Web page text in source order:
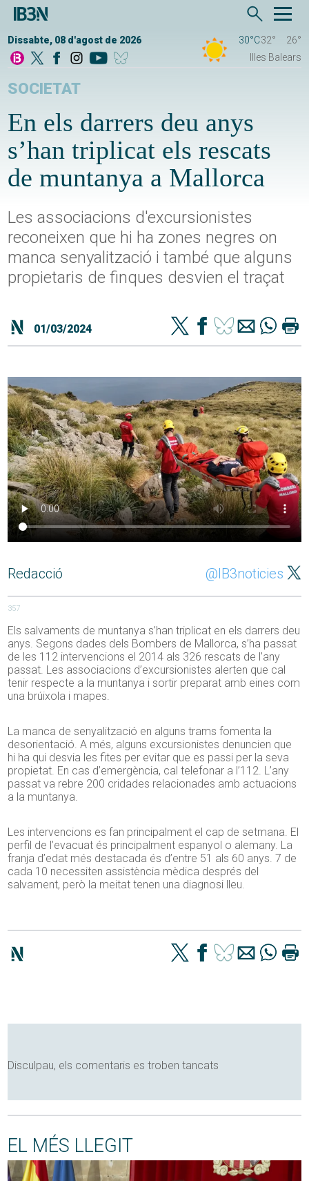
Dissabte, 08 d'agost de 2026 30°C32°
26°
Illes Balears
SOCIETAT
En els darrers deu anys
s’han triplicat els rescats
de muntanya a Mallorca
Les associacions d'excursionistes
reconeixen que hi ha zones negres on
manca senyalització i també que alguns
propietaris de finques desvien el traçat
01/03/2024
Redacció @IB3noticies
357
Els salvaments de muntanya s’han triplicat en els darrers deu
anys. Segons dades dels Bombers de Mallorca, s’ha passat
de les 112 intervencions el 2014 als 326 rescats de l’any
passat. Les associacions d’excursionistes alerten que cal
tenir respecte a la muntanya i sortir preparat amb eines com
una brúixola i mapes.
La manca de senyalització en alguns trams fomenta la
desorientació. A més, alguns excursionistes denuncien que
hi ha qui desvia les fites per evitar que es passi per la seva
propietat. En cas d’emergència, cal telefonar a l’112. L’any
passat va rebre 200 cridades relacionades amb actuacions
a la muntanya.
Les intervencions es fan principalment el cap de setmana. El
perfil de l’evacuat és principalment espanyol o alemany. La
franja d’edat més destacada és d’entre 51 als 60 anys. 7 de
cada 10 necessiten assistència mèdica després del
salvament, però la meitat tenen una diagnosi lleu.
Disculpau, els comentaris es troben tancats
EL MÉS LLEGIT